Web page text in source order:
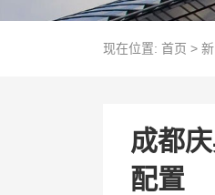
现在位置: 首页 >
成都
配置